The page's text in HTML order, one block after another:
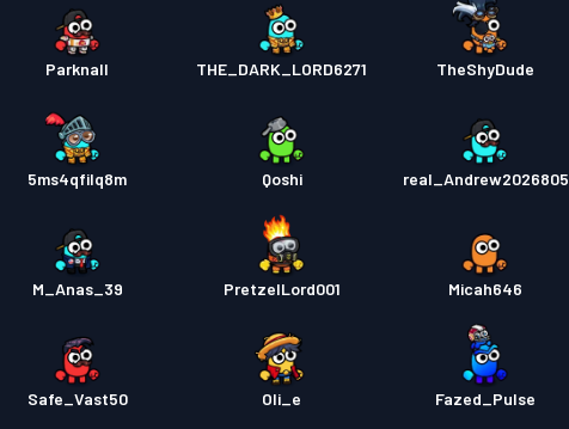
Parknall THE_DARK_LORD6271 TheShyDude
5ms4qfilq8m Qoshi real_Andrew2026805
M_Anas_39 PretzelLord001 Micah646
Safe_Vast50 Oli_e Fazed_Pulse